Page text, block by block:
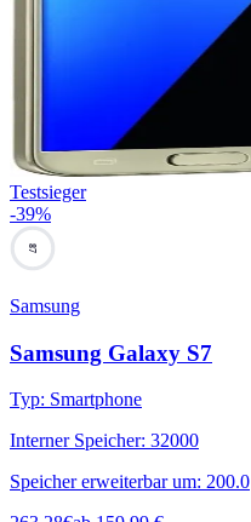
Testsieger
-39%
87
Samsung
Samsung Galaxy S7
Typ: Smartphone
Interner Speicher: 32000
Speicher erweiterbar um: 200.0